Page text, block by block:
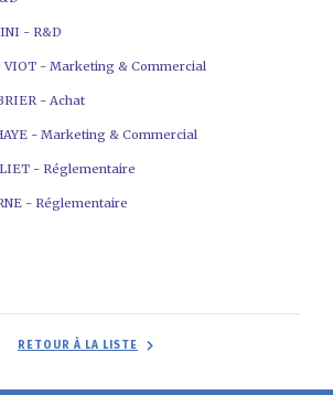
- R&D
VIOT - Marketing & Commercial
- Achat
- Marketing & Commercial
- Réglementaire
- Réglementaire
RETOUR À LA LISTE